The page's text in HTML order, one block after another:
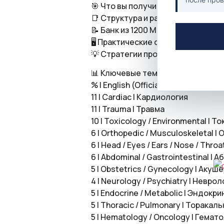
🎯 Что вы получите
📑 Структура и распределение
📝 Банк из 1200 MCQ в формате
🖥 Практические симуляции
💡 Стратегии прохождения и
📊 Ключевые темы / Key Topics –
% | English (Official) | Русский
11 | Cardiac | Кардиология
11 | Trauma | Травма
10 | Toxicology / Environmental |
6 | Orthopedic / Musculoskeletal |
6 | Head / Eyes / Ears / Nose /
6 | Abdominal / Gastrointestinal |
5 | Obstetrics / Gynecology |
4 | Neurology / Psychiatry |
5 | Endocrine / Metabolic |
5 | Thoracic / Pulmonary |
5 | Hematology / Oncology |